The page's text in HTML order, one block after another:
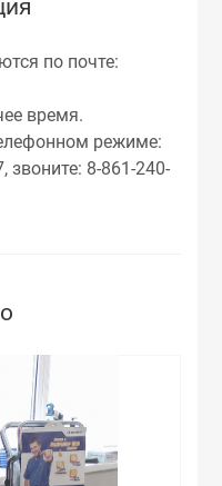
по почте:
время.
режиме:
звоните: 8-861-240-